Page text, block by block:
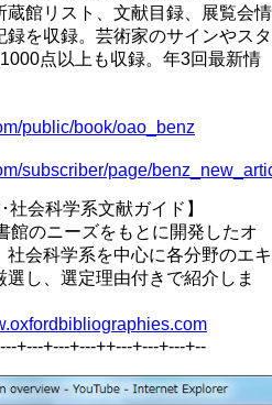
館リスト、文献目録、展覧会情
を収録。芸術家のサインやスタ
点以上も収録。年3回最新情
public/book/oao_benz
subscriber/page/
会科学系文献ガイド】
館のニーズをもとに開発したオ
会科学系を中心に各分野のエキ
し、選定理由付きで紹介しま
+---+---+---++---+---+---+--